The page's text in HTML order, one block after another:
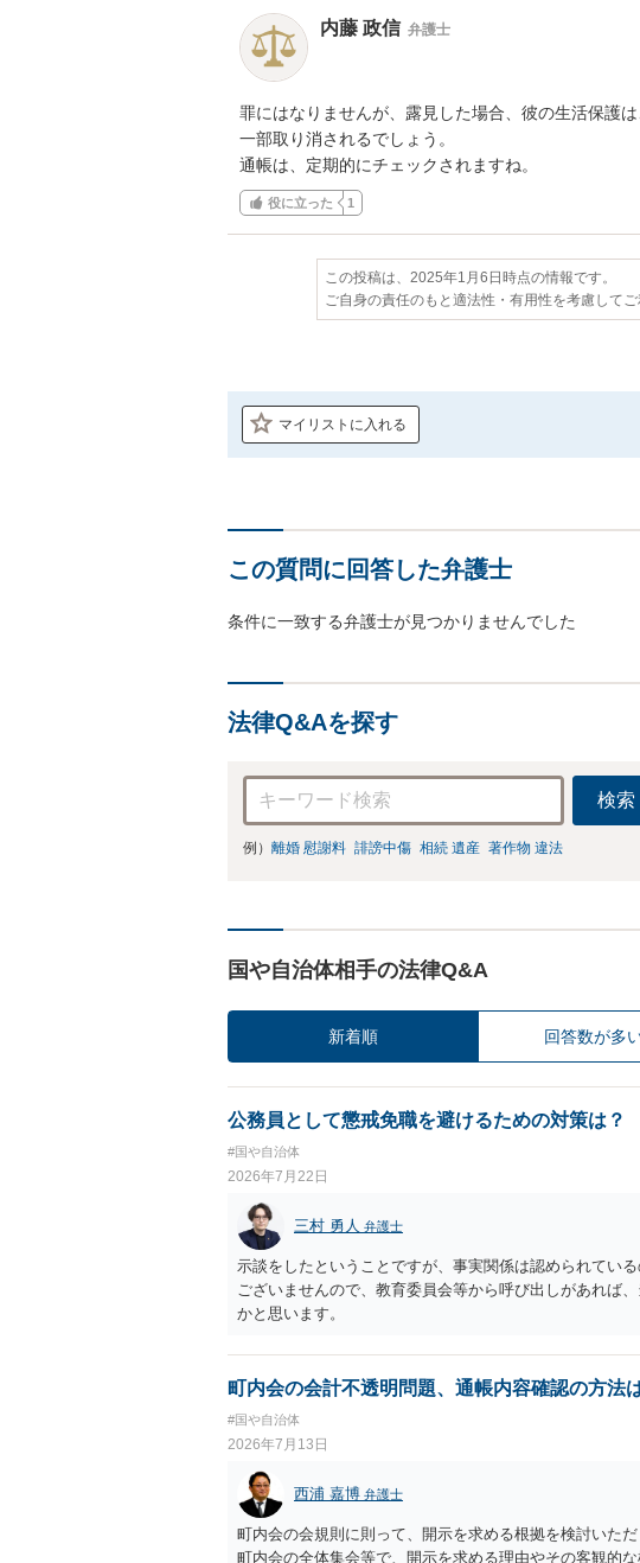
内藤 政信 弁護士
罪にはなりませんが、露見した場合、彼の生活保護
一部取り消されるでしょう。
通帳は、定期的にチェックされますね。
役に立った 1
この投稿は、2025年1月6日時点の情報です。
ご自身の責任のもと適法性・有用性を考慮して
マイリストに入れる
この質問に回答した弁護士
条件に一致する弁護士が見つかりませんでした
法律Q&Aを探す
検索
例） 離婚 慰謝料 誹謗中傷 相続 遺産 著作物 違法
国や自治体相手の法律Q&A
新着順 回答数が多
公務員として懲戒免職を避けるための対策は？
#国や自治体
2026年7月22日
三村 勇人 弁護士
示談をしたということですが、事実関係は認められてい
ございませんので、教育委員会等から呼び出しがあれば
かと思います。
町内会の会計不透明問題、通帳内容確認の方法
#国や自治体
2026年7月13日
西浦 嘉博 弁護士
町内会の会規則に則って、開示を求める根拠を検討いた
町内会の全体集会等で、開示を求める理由やその客観的